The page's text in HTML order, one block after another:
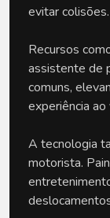
evitar colisões.
Recursos
assistente de
comuns,
experiência
A tecnologia
motorista.